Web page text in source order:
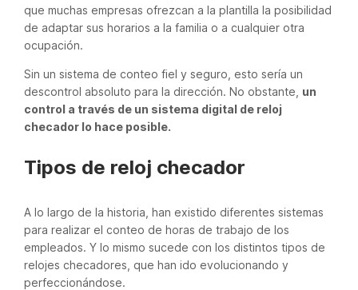
que muchas empresas ofrezcan a la plantilla la posibilidad
de adaptar sus horarios a la familia o a cualquier otra
ocupación.
Sin un sistema de conteo fiel y seguro, esto sería un
descontrol absoluto para la dirección. No obstante, un
control a través de un sistema digital de reloj
checador lo hace posible.
Tipos de reloj checador
A lo largo de la historia, han existido diferentes sistemas
para realizar el conteo de horas de trabajo de los
empleados. Y lo mismo sucede con los distintos tipos de
relojes checadores, que han ido evolucionando y
perfeccionándose.